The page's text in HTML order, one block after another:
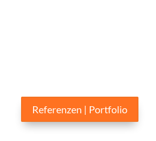
Referenzen | Portfolio